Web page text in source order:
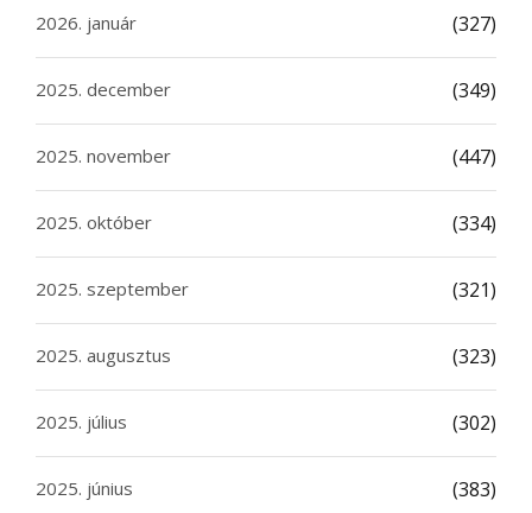
2026. január (327)
2025. december (349)
2025. november (447)
2025. október (334)
2025. szeptember (321)
2025. augusztus (323)
2025. július (302)
2025. június (383)